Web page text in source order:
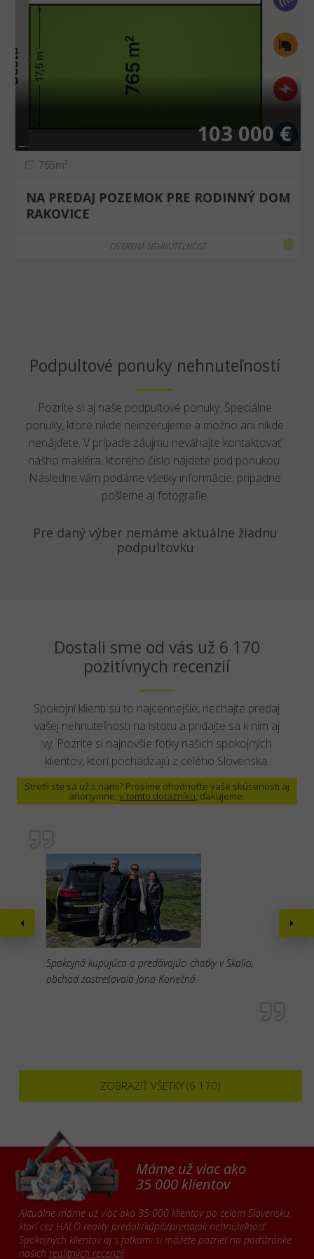
❯
103 000 €
765m²
NA PREDAJ POZEMOK PRE RODINNÝ DOM
RAKOVICE
OVERENÁ NEHNUTEĽNOSŤ
Podpultové ponuky nehnuteľností
Pozrite si aj naše podpultové ponuky. Špeciálne
ponuky, ktoré nikde neinzerujeme a možno ani nikde
nenájdete. V prípade záujmu neváhajte kontaktovať
nášho makléra, ktorého číslo nájdete pod ponukou.
Následne vám podáme všetky informácie, prípadne
pošleme aj fotografie.
Pre daný výber nemáme aktuálne žiadnu
podpultovku
Dostali sme od vás už 6 170
pozitívnych recenzií
Spokojní klienti sú to najcennejšie, nechajte predaj
vašej nehnuteľnosti na istotu a pridajte sa k ním aj
vy. Pozrite si najnovšie fotky našich spokojných
klientov, ktorí pochádzajú z celého Slovenska.
Stretli ste sa už s nami? Prosíme ohodnoťte vaše skúsenosti aj
anonymne,v tomto dotazníku, ďakujeme.
Spokojná kupujúca a predávajúci chatky v Skalici,
obchod zastrešovala Jana Konečná.
ZOBRAZIŤ VŠETKY (6 170)
Máme už viac ako
35 000 klientov
Aktuálne máme už viac ako 35 000 klientov po celom Slovensku,
ktorí cez HALO reality predali/kúpili/prenajali nehnuteľnosť.
Spokojných klientov aj s fotkami si môžete pozrieť na podstránke
našich realitných recenzií.